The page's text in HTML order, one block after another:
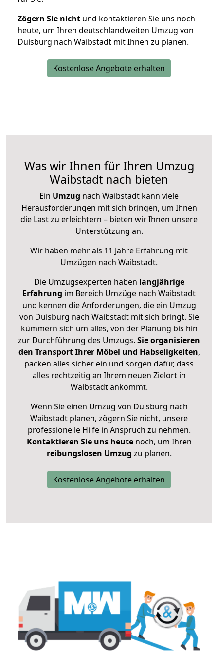
Zögern Sie nicht und kontaktieren Sie uns noch
heute, um Ihren deutschlandweiten Umzug von
Duisburg nach Waibstadt mit Ihnen zu planen.
Kostenlose Angebote erhalten
Was wir Ihnen für Ihren Umzug
Waibstadt nach bieten
Ein Umzug nach Waibstadt kann viele
Herausforderungen mit sich bringen, um Ihnen
die Last zu erleichtern – bieten wir Ihnen unsere
Unterstützung an.
Wir haben mehr als 11 Jahre Erfahrung mit
Umzügen nach Waibstadt.
Die Umzugsexperten haben langjährige
Erfahrung im Bereich Umzüge nach Waibstadt
und kennen die Anforderungen, die ein Umzug
von Duisburg nach Waibstadt mit sich bringt. Sie
kümmern sich um alles, von der Planung bis hin
zur Durchführung des Umzugs. Sie organisieren
den Transport Ihrer Möbel und Habseligkeiten,
packen alles sicher ein und sorgen dafür, dass
alles rechtzeitig an Ihrem neuen Zielort in
Waibstadt ankommt.
Wenn Sie einen Umzug von Duisburg nach
Waibstadt planen, zögern Sie nicht, unsere
professionelle Hilfe in Anspruch zu nehmen.
Kontaktieren Sie uns heutenoch, um Ihren
reibungslosen Umzug zu planen.
Kostenlose Angebote erhalten